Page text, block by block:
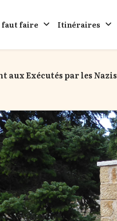
faut faire Itinéraires
aux Exécutés par les Nazis